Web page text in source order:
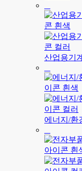
산업용기계
에너지/환